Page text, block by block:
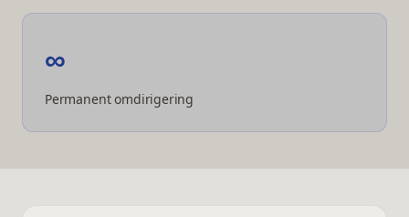
∞
Permanent omdirigering